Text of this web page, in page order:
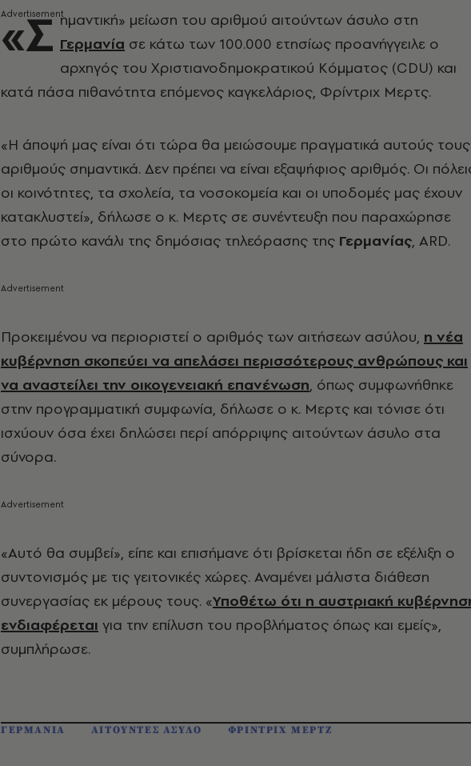
«Σ ημαντική» μείωση του αριθμού αιτούντων άσυλο στη
Γερμανία σε κάτω των 100.000 ετησίως προανήγγειλε ο
αρχηγός του Χριστιανοδημοκρατικού Κόμματος (CDU) και
κατά πάσα πιθανότητα επόμενος καγκελάριος, Φρίντριχ Μερτς.
«Η άποψή μας είναι ότι τώρα θα μειώσουμε πραγματικά αυτούς τους
αριθμούς σημαντικά. Δεν πρέπει να είναι εξαψήφιος αριθμός. Οι
οι κοινότητες, τα σχολεία, τα νοσοκομεία και οι υποδομές μας έχουν
κατακλυστεί», δήλωσε ο κ. Μερτς σε συνέντευξη που παραχώρησε
στο πρώτο κανάλι της δημόσιας τηλεόρασης της Γερμανίας, ARD.
Προκειμένου να περιοριστεί ο αριθμός των αιτήσεων ασύλου, η νέα
κυβέρνηση σκοπεύει να απελάσει περισσότερους ανθρώπους και
να αναστείλει την οικογενειακή επανένωση, όπως συμφωνήθηκε
στην προγραμματική συμφωνία, δήλωσε ο κ. Μερτς και τόνισε ότι
ισχύουν όσα έχει δηλώσει περί απόρριψης αιτούντων άσυλο στα
σύνορα.
«Αυτό θα συμβεί», είπε και επισήμανε ότι βρίσκεται ήδη σε εξέλιξη ο
συντονισμός με τις γειτονικές χώρες. Αναμένει μάλιστα διάθεση
συνεργασίας εκ μέρους τους. «Υποθέτω ότι η αυστριακή
ενδιαφέρεται για την επίλυση του προβλήματος όπως και εμείς»,
συμπλήρωσε.
ΓΕΡΜΑΝΙΑ ΑΙΤΟΥΝΤΕΣ ΑΣΥΛΟ ΦΡΙΝΤΡΙΧ ΜΕΡΤΖ